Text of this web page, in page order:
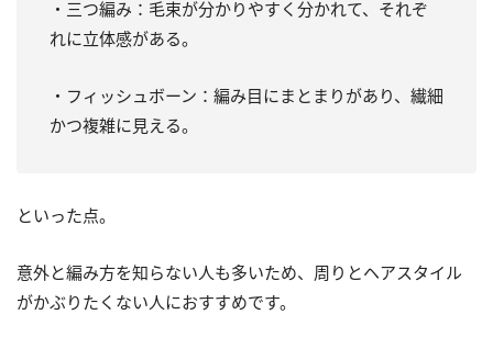
・三つ編み：毛束が分かりやすく分かれて、それぞ
れに立体感がある。
・フィッシュボーン：編み目にまとまりがあり、繊細
かつ複雑に見える。
といった点。
意外と編み方を知らない人も多いため、周りとヘアスタイル
がかぶりたくない人におすすめです。